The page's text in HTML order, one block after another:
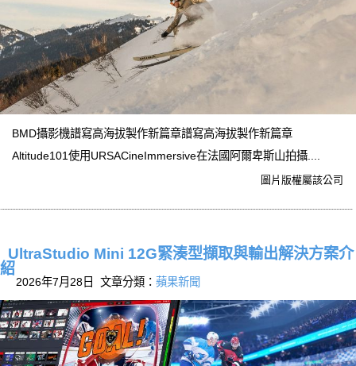
BMD攝影機譜寫高海拔製作新篇章譜寫高海拔製作新篇章
Altitude101使用URSACineImmersive在法國阿爾卑斯山拍攝....
圖片版權屬該公司
UltraStudio Mini 12G緊湊型擷取與輸出解決方案介
紹
2026年7月28日 文章分類： 蘋果新聞